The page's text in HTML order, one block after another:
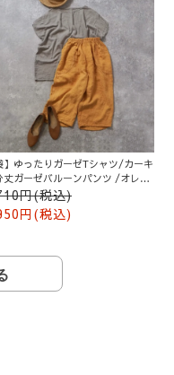
】ゆったりガーゼTシャツ/カーキ
丈ガーゼバルーンパンツ /オレン
円(税込)
円(税込)